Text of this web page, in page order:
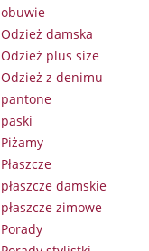
obuwie
Odzież damska
Odzież plus size
Odzież z denimu
pantone
paski
Piżamy
Płaszcze
płaszcze damskie
płaszcze zimowe
Porady